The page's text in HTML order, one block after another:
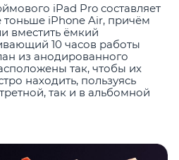
iPad Pro составляет
тоньше iPhone Air, причём
вместить ёмкий
10 часов работы
из анодированного
так, чтобы их
находить, пользуясь
так и в альбомной